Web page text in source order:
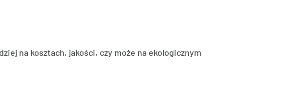
na kosztach, jakości, czy może na ekologicznym